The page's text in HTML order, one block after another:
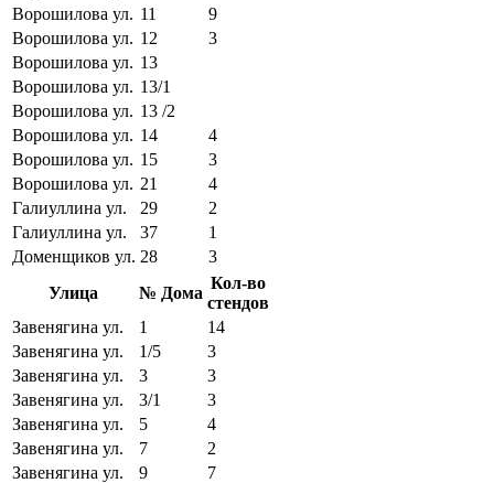
Ворошилова ул. 11
9
Ворошилова ул. 12
3
Ворошилова ул. 13
Ворошилова ул. 13/1
Ворошилова ул. 13 /2
Ворошилова ул. 14
4
Ворошилова ул. 15
3
Ворошилова ул. 21
4
Галиуллина ул.
29
2
Галиуллина ул.
37
1
Доменщиков ул. 28
3
Улица
№ Дома
Кол-во
стендов
Завенягина ул.
1
14
Завенягина ул.
1/5
3
Завенягина ул.
3
3
Завенягина ул.
3/1
3
Завенягина ул.
5
4
Завенягина ул.
7
2
Завенягина ул.
9
7